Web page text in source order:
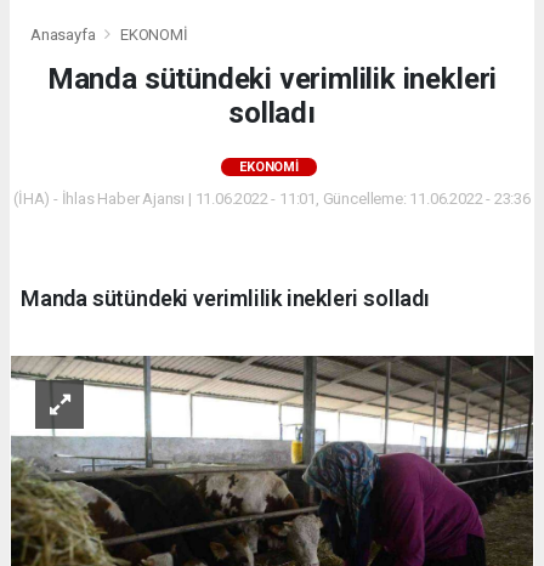
Anasayfa EKONOMİ
Manda sütündeki verimlilik inekleri
solladı
EKONOMİ
(İHA) - İhlas Haber Ajansı | 11.06.2022 - 11:01, Güncelleme: 11.06.2022 - 23:36
Manda sütündeki verimlilik inekleri solladı